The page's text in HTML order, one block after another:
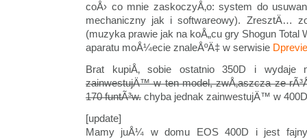
coÅ› co mnie zaskoczyÅ‚o: system do
mechaniczny jak i softwareowy). ZresztÄ…
(muzyka prawie jak na koÅ„cu gry Shogun Total
aparatu moÅ¼ecie znaleÅºÄ‡ w serwisie
Brat kupiÅ‚ sobie ostatnio 350D i
zainwestujÄ™ w ten model, zwÅ‚aszcza ze
170 funtÃ³w. chyba jednak zainwestujÄ™ w
[update]
Mamy juÅ¼ w domu EOS 400D i jest